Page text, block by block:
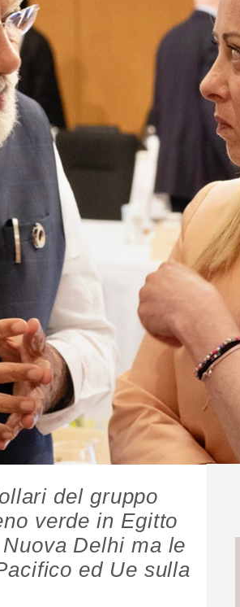
del gruppo
verde in Egitto
Delhi ma le
ed Ue sulla